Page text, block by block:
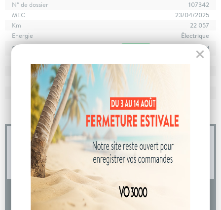
N° de dossier
107342
MEC
23/04/2025
Km
22 057
Energie
Électrique
Stockage
à Clermont-Ferrand
boîte automatique
Puissance
Couleur
avec WLTP
04 73 14 64 14
(Prix d'un appel local)
DEMANDE D'INFORMATIONS